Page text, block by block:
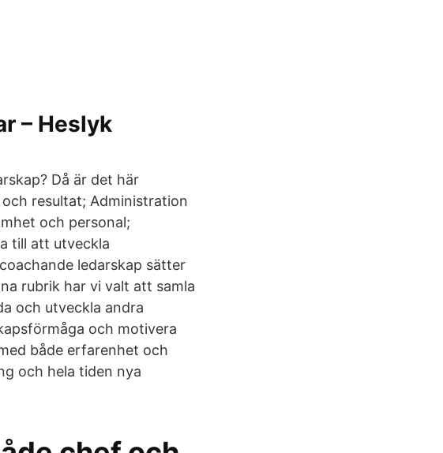
– Heslyk
Då är det här
resultat; Administration
och personal;
till att utveckla
ledarskap sätter
rubrik har vi valt att samla
och utveckla andra
och motivera
både erfarenhet och
och hela tiden nya